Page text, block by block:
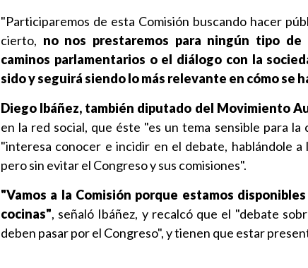
"Participaremos de esta Comisión buscando hacer
cierto, no nos prestaremos para ningún tipo
caminos parlamentarios o el diálogo con la
sido y seguirá siendo lo más relevante en cómo se
Diego Ibáñez, también diputado del Movimiento
en la red social, que éste "es un tema sensible para
"interesa conocer e incidir en el debate, hablándole
pero sin evitar el Congreso y sus comisiones".
"Vamos a la Comisión porque estamos
cocinas", señaló Ibáñez, y recalcó que el "debate
deben pasar por el Congreso", y tienen que estar